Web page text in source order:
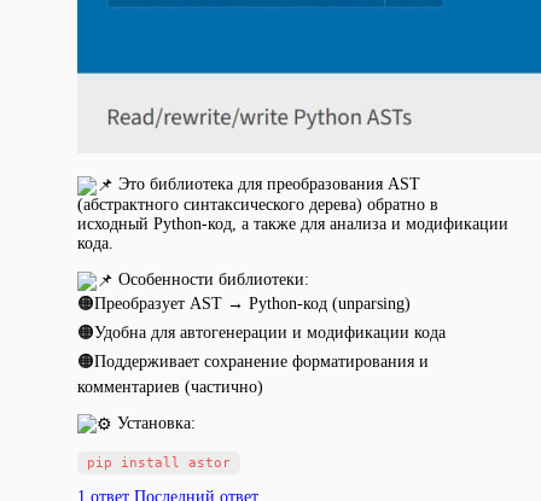
Это библиотека для преобразования AST
(абстрактного синтаксического дерева) обратно в
исходный Python-код, а также для анализа и модификации
кода.
Особенности библиотеки:
🟠Преобразует AST → Python-код (unparsing)
🟠Удобна для автогенерации и модификации кода
🟠Поддерживает сохранение форматирования и
комментариев (частично)
Установка:
1 ответ Последний ответ